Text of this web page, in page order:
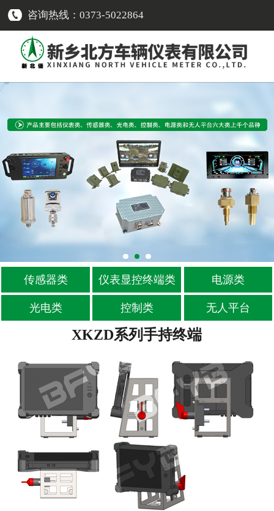
网站首页
传感器类
- 温度传感器
- 压力传感器
- 油量传感器
- 液位报警开关
- 位移传感器
- 油液传感器
仪表显控终端类
电源类
光电类
咨询热线：0373-5022864
传感器类 仪表显控终端类 电源类
光电类 控制类 无人平台
XKZD系列手持终端